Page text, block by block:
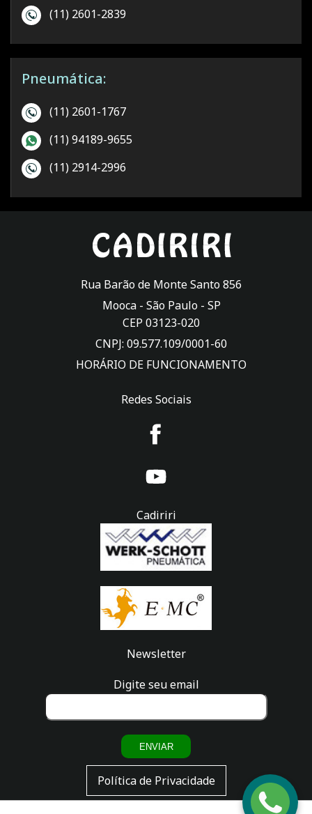
(11) 2601-2839
Pneumática:
(11) 2601-1767
(11) 94189-9655
(11) 2914-2996
Rua Barão de Monte Santo 856
Mooca - São Paulo- SP
CEP 03123-020
CNPJ: 09.577.109/0001-60
HORÁRIO DE FUNCIONAMENTO
Redes Sociais
Cadiriri
Newsletter
Digite seu email
ENVIAR
Política de Privacidade
com a
gente!